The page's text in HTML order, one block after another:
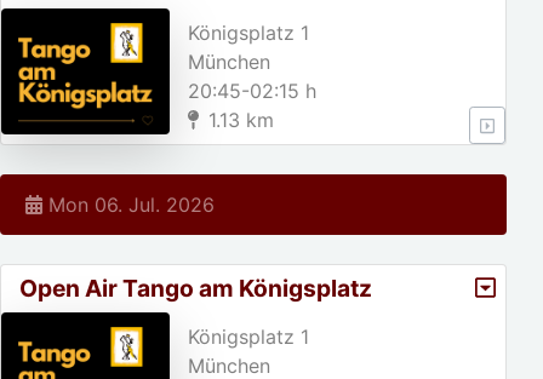
Königsplatz 1
München
20:45-02:15 h
1.13 km
Mon 06. Jul. 2026
Open Air Tango am Königsplatz
Königsplatz 1
München